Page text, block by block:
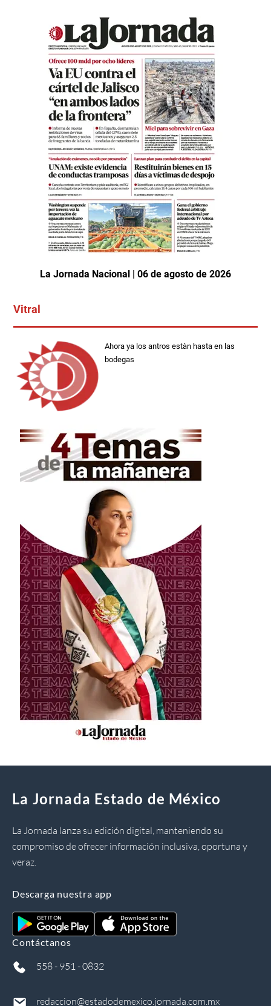
La Jornada Nacional | 06 de agosto de 2026
Vitral
Ahora ya los antros estàn hasta en las
bodegas
La Jornada Estado de México
La Jornada lanza su edición digital, manteniendo su
compromiso de ofrecer información inclusiva, oportuna y
veraz.
Descarga nuestra app
Contáctanos
558 - 951 - 0832
redaccion@estadodemexico.jornada.com.mx